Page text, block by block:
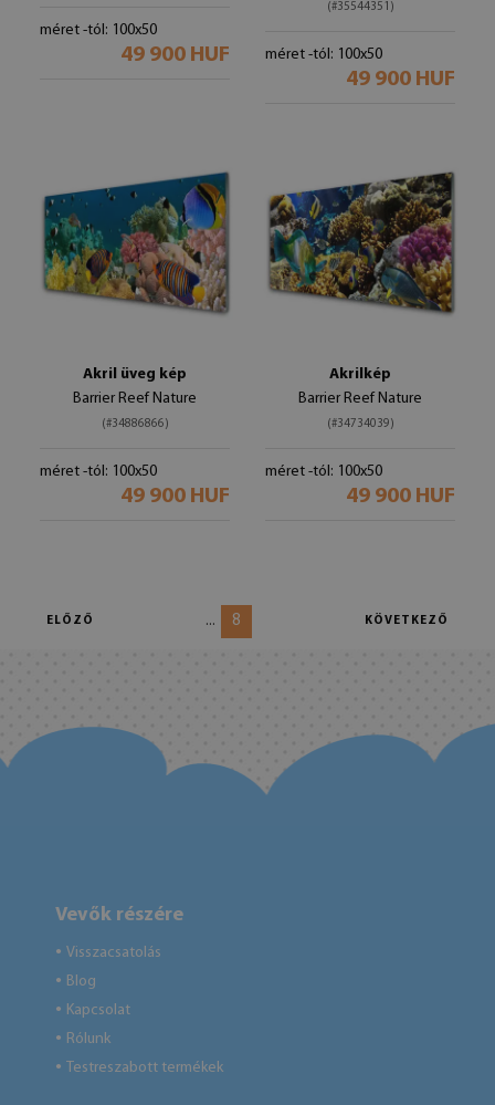
méret -tól: 100x50
49 900 HUF
(#35544351)
méret -tól: 100x50
49 900 HUF
Akril üveg kép
Barrier Reef Nature
(#34886866)
méret -tól: 100x50
49 900 HUF
Akrilkép
Barrier Reef Nature
(#34734039)
méret -tól: 100x50
49 900 HUF
ELŐZŐ ... 8 KÖVETKEZŐ
Vevők részére
● Visszacsatolás
● Blog
● Kapcsolat
● Rólunk
● Testreszabott termékek